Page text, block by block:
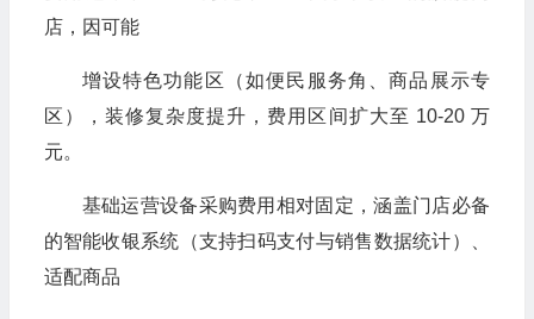
店，因可能
增设特色功能区（如便民服务角、商品展示专
区），装修复杂度提升，费用区间扩大至 10-20 万
元。
基础运营设备采购费用相对固定，涵盖门店必备
的智能收银系统（支持扫码支付与销售数据统计）、
适配商品